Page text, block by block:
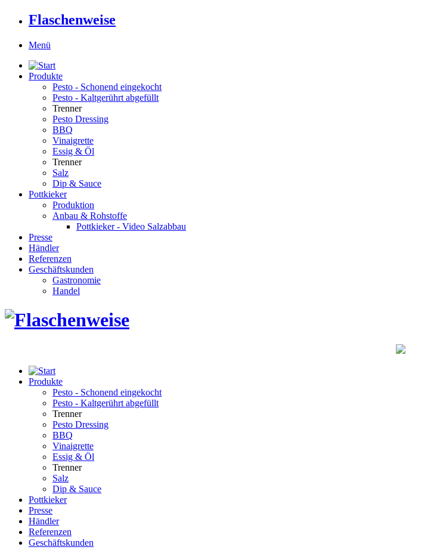
Flaschenweise
Menü
Produkte
Pesto - Schonend eingekocht
Pesto - Kaltgerührt abgefüllt
Trenner
Pesto Dressing
BBQ
Vinaigrette
Essig & Öl
Trenner
Salz
Dip & Sauce
Pottkieker
Produktion
Anbau & Rohstoffe
Pottkieker - Video Salzabbau
Presse
Händler
Referenzen
Geschäftskunden
Gastronomie
Handel
Produkte
Pesto - Schonend eingekocht
Pesto - Kaltgerührt abgefüllt
Trenner
Pesto Dressing
BBQ
Vinaigrette
Essig & Öl
Trenner
Salz
Dip & Sauce
Pottkieker
Presse
Händler
Referenzen
Geschäftskunden